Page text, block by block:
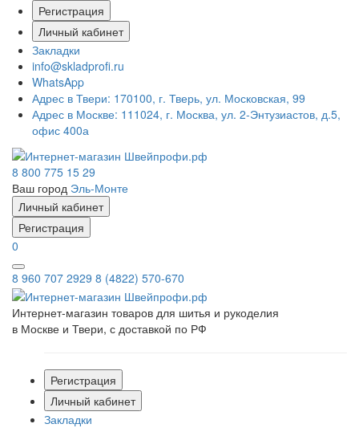
Регистрация
Личный кабинет
Закладки
info@skladprofi.ru
WhatsApp
Адрес в Твери: 170100, г. Тверь, ул. Московская, 99
Адрес в Москве: 111024, г. Москва, ул. 2-Энтузиастов, д.5,
офис 400а
8 800 775 15 29
Ваш город Эль-Монте
Личный кабинет
Регистрация
0
8 960 707 2929 8 (4822) 570-670
Интернет-магазин товаров для шитья и рукоделия
в Москве и Твери, с доставкой по РФ
Регистрация
Личный кабинет
Закладки